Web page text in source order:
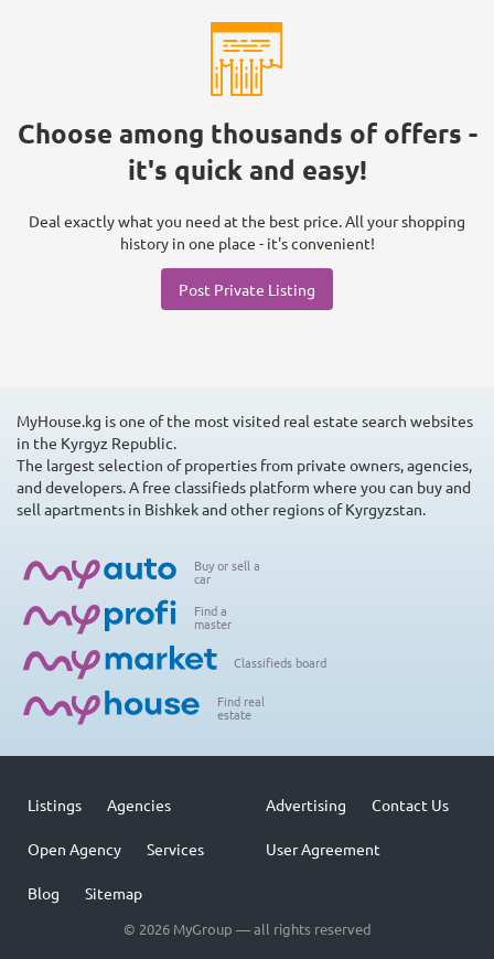
Choose among thousands of offers -
it's quick and easy!
Deal exactly what you need at the best price. All your shopping
history in one place - it's convenient!
Post Private Listing
MyHouse.kg is one of the most visited real estate search websites
in the Kyrgyz Republic.
The largest selection of properties from private owners, agencies,
and developers. A free classifieds platform where you can buy and
sell apartments in Bishkek and other regions of Kyrgyzstan.
Buy or sell a
car
Find a
master
Classifieds board
Find real
estate
© 2026 MyGroup — all rights reserved
Listings Agencies
Open Agency Services
Blog Sitemap
Advertising Contact Us
User Agreement